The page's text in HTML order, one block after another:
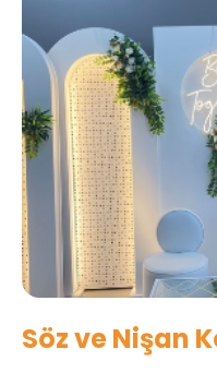
Söz ve Nişan